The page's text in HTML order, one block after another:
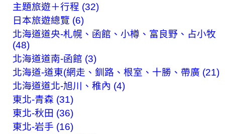
主題旅遊＋行程 (32)
日本旅遊總覽 (6)
北海道道央-札幌、函館、小樽、富良野、占小牧
(48)
北海道道南-函館 (3)
北海道-道東(網走、釧路、根室、十勝、帶廣 (21)
北海道道北-旭川、稚內 (4)
東北-青森 (31)
東北-秋田 (36)
東北-岩手 (16)